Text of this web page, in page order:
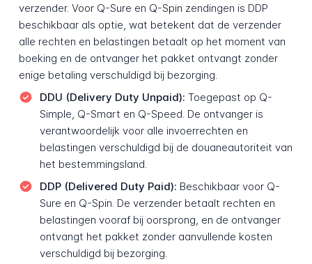
verzender. Voor Q-Sure en Q-Spin zendingen is DDP
beschikbaar als optie, wat betekent dat de verzender
alle rechten en belastingen betaalt op het moment van
boeking en de ontvanger het pakket ontvangt zonder
enige betaling verschuldigd bij bezorging.
DDU (Delivery Duty Unpaid): Toegepast op Q-
Simple, Q-Smart en Q-Speed. De ontvanger is
verantwoordelijk voor alle invoerrechten en
belastingen verschuldigd bij de douaneautoriteit van
het bestemmingsland.
DDP (Delivered Duty Paid): Beschikbaar voor Q-
Sure en Q-Spin. De verzender betaalt rechten en
belastingen vooraf bij oorsprong, en de ontvanger
ontvangt het pakket zonder aanvullende kosten
verschuldigd bij bezorging.